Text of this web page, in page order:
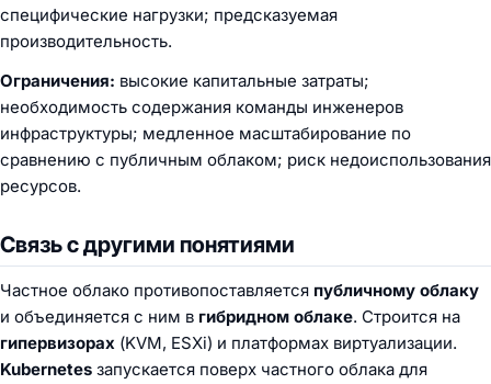
специфические нагрузки; предсказуемая
производительность.
Ограничения: высокие капитальные затраты;
необходимость содержания команды инженеров
инфраструктуры; медленное масштабирование по
сравнению с публичным облаком; риск недоиспользования
ресурсов.
Связь с другими понятиями
Частное облако противопоставляется публичному облаку
и объединяется с ним в гибридном облаке. Строится на
гипервизорах (KVM, ESXi) и платформах виртуализации.
Kubernetes запускается поверх частного облака для